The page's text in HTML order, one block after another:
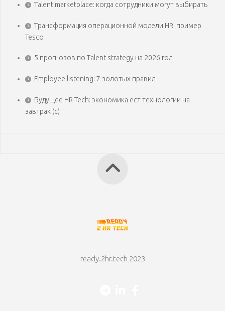
Talent marketplace: когда сотрудники могут выбирать
Трансформация операционной модели HR: пример
Tesco
5 прогнозов по Talent strategy на 2026 год
Employee listening: 7 золотых правил
Будущее HR-Tech: экономика ест технологии на
завтрак (с)
ready.2hr.tech 2023